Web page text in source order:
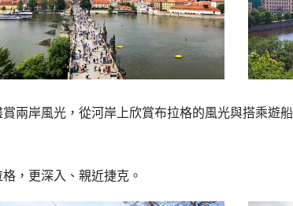
兩岸風光，從河岸上欣賞布拉格的風光與搭乘遊
，更深入、親近捷克。